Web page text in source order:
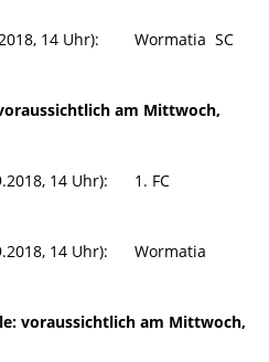
14 Uhr): Wormatia  SC
am Mittwoch,
14 Uhr): 1. FC
14 Uhr): Wormatia 
voraussichtlich am Mittwoch,